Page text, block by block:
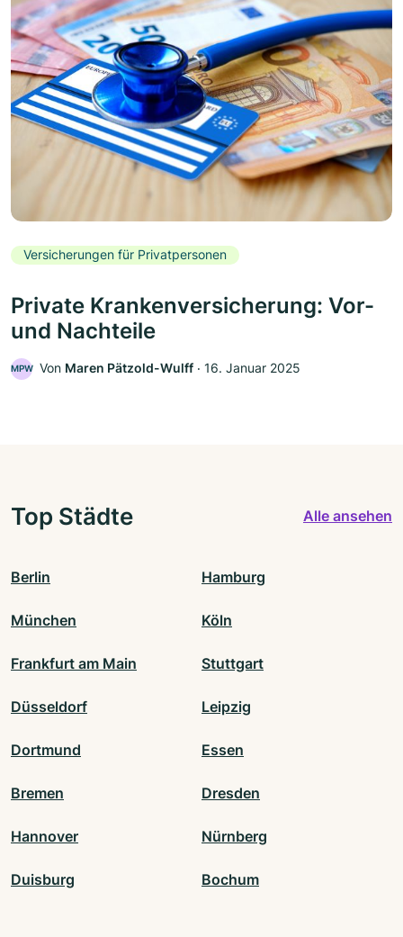
Versicherungen für Privatpersonen
Private Krankenversicherung: Vor-
und Nachteile
MPW Von Maren Pätzold-Wulff ‧ 16. Januar 2025
Top Städte Alle ansehen
Berlin Hamburg
München Köln
Frankfurt am Main Stuttgart
Düsseldorf Leipzig
Dortmund Essen
Bremen Dresden
Hannover Nürnberg
Duisburg Bochum